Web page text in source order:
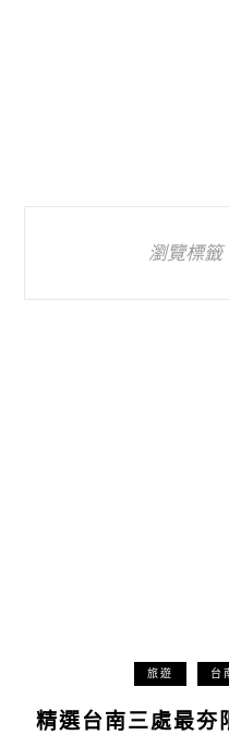
瀏覽標籤
旅遊 台
精選台南三處最夯